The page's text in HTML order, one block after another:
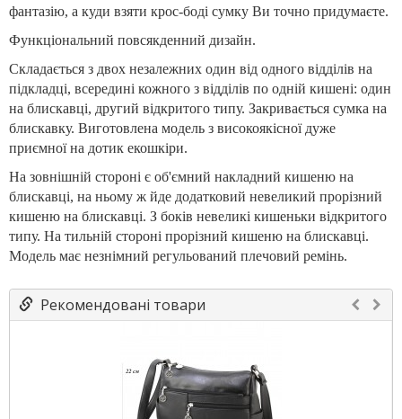
фантазію, а куди взяти крос-боді сумку Ви точно придумаєте.
Функціональний повсякденний дизайн. ⠀
Складається з двох незалежних один від одного відділів на
підкладці, всередині кожного з відділів по одній кишені: один
на блискавці, другий відкритого типу. Закривається сумка на
блискавку. Виготовлена модель з високоякісної дуже
приємної на дотик екошкіри.
На зовнішній стороні є об'ємний накладний кишеню на
блискавці, на ньому ж йде додатковий невеликий прорізний
кишеню на блискавці. З боків невеликі кишеньки відкритого
типу. На тильній стороні прорізний кишеню на блискавці.
Модель має незнімний регульований плечовий ремінь.
Рекомендовані товари